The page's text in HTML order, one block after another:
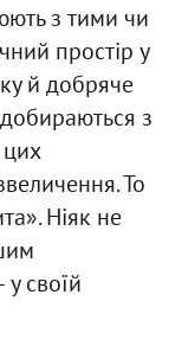
з тими чи
простір у
й добряче
з
То
Ніяк не
своїй